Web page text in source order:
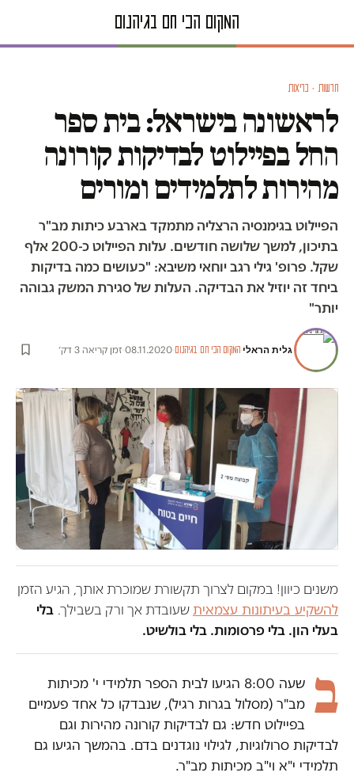
חדשות · בריאות
לראשונה בישראל: בית ספר
החל בפיילוט לבדיקות קורונה
מהירות לתלמידים ומורים
הפיילוט בגימנסיה הרצליה מתמקד בארבע כיתות מב"ר
בתיכון, למשך שלושה חודשים. עלות הפיילוט כ-200 אלף
שקל. פרופ' גילי רגב יוחאי משיבא: "כעושים כמה בדיקות
ביחד זה יוזיל את הבדיקה. העלות של סגירת המשק גבוהה
יותר"
גלית הראלי·המקום הכי חם בגיהנום·
08.11.2020
·זמן קריאה 3 דק׳
משנים כיוון! במקום לצרוך תקשורת שמוכרת אותך, הגיע הזמן
להשקיע בעיתונות עצמאיתשעובדת אך ורק בשבילך. בלי
בעלי הון. בלי פרסומות. בלי בולשיט.
ב
שעה 8:00 הגיעו לבית הספר תלמידי י' מכיתות
מב"ר (מסלול בגרות רגיל), שנבדקו כל אחד פעמיים
בפיילוט חדש: גם לבדיקות קורונה מהירות וגם
לבדיקות סרולוגיות, לגילוי נוגדנים בדם. בהמשך הגיעו גם
תלמידי י"א וי"ב מכיתות מב"ר.